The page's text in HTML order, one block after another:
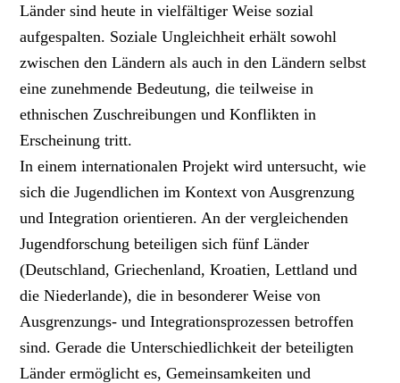
Länder sind heute in vielfältiger Weise sozial
aufgespalten. Soziale Ungleichheit erhält sowohl
zwischen den Ländern als auch in den Ländern selbst
eine zunehmende Bedeutung, die teilweise in
ethnischen Zuschreibungen und Konflikten in
Erscheinung tritt.
In einem internationalen Projekt wird untersucht, wie
sich die Jugendlichen im Kontext von Ausgrenzung
und Integration orientieren. An der vergleichenden
Jugendforschung beteiligen sich fünf Länder
(Deutschland, Griechenland, Kroatien, Lettland und
die Niederlande), die in besonderer Weise von
Ausgrenzungs- und Integrationsprozessen betroffen
sind. Gerade die Unterschiedlichkeit der beteiligten
Länder ermöglicht es, Gemeinsamkeiten und